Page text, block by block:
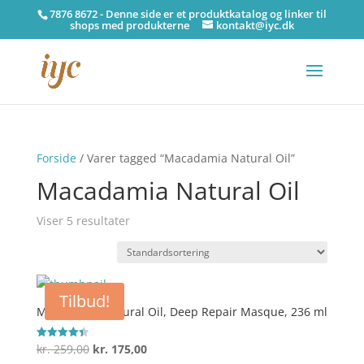
7876 8672 - Denne side er et produktkatalog og linker til
shops med produkterne kontakt@iyc.dk
Forside/ Varer tagged “Macadamia Natural Oil”
Macadamia Natural Oil
Viser 5 resultater
Tilbud!
Macadamia Natural Oil, Deep Repair Masque, 236 ml
Vurderet
4.4
kr.259,00 Den
kr. 175,00Den